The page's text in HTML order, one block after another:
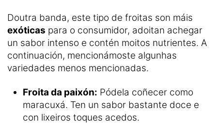
Doutra banda, este tipo de froitas son máis
exóticas para o consumidor, adoitan achegar
un sabor intenso e contén moitos nutrientes. A
continuación, mencionámoste algunhas
variedades menos mencionadas.
Froita da paixón: Pódela coñecer como
maracuxá. Ten un sabor bastante doce e
con lixeiros toques acedos.